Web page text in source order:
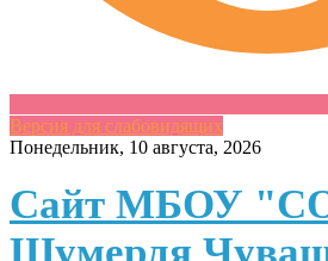
Версия для слабовидящих
Skip
content
Понедельник, 10 августа, 2026
Сайт МБОУ